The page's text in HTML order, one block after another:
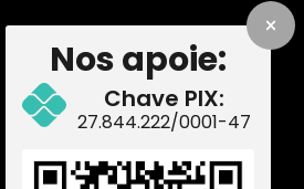
Nos apoie:
Chave PIX:
27.844.222/0001-47